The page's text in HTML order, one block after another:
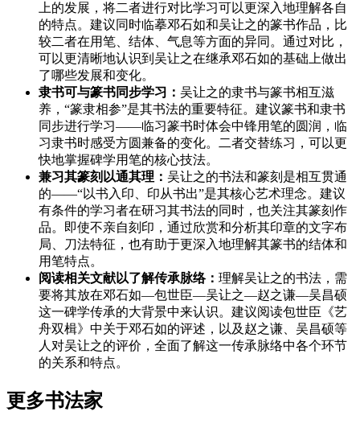
上的发展，将二者进行对比学习可以更深入地理解各自
的特点。建议同时临摹邓石如和吴让之的篆书作品，比
较二者在用笔、结体、气息等方面的异同。通过对比，
可以更清晰地认识到吴让之在继承邓石如的基础上做出
了哪些发展和变化。
隶书可与篆书同步学习： 吴让之的隶书与篆书相互滋
养，“篆隶相参”是其书法的重要特征。建议篆书和隶书
同步进行学习——临习篆书时体会中锋用笔的圆润，临
习隶书时感受方圆兼备的变化。二者交替练习，可以更
快地掌握碑学用笔的核心技法。
兼习其篆刻以通其理： 吴让之的书法和篆刻是相互贯通
的——“以书入印、印从书出”是其核心艺术理念。建议
有条件的学习者在研习其书法的同时，也关注其篆刻作
品。即使不亲自刻印，通过欣赏和分析其印章的文字布
局、刀法特征，也有助于更深入地理解其篆书的结体和
用笔特点。
阅读相关文献以了解传承脉络： 理解吴让之的书法，需
要将其放在邓石如—包世臣—吴让之—赵之谦—吴昌硕
这一碑学传承的大背景中来认识。建议阅读包世臣《艺
舟双楫》中关于邓石如的评述，以及赵之谦、吴昌硕等
人对吴让之的评价，全面了解这一传承脉络中各个环节
的关系和特点。
更多书法家